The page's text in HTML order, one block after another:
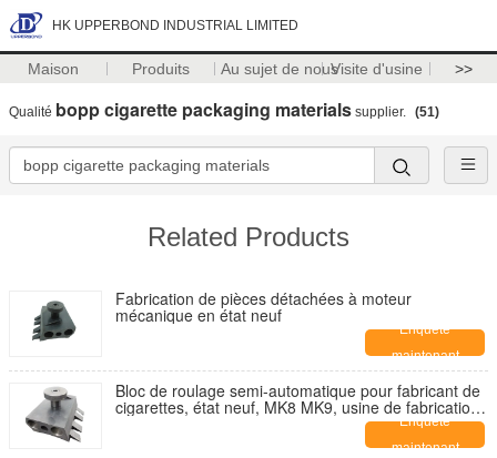
HK UPPERBOND INDUSTRIAL LIMITED
Maison Produits Au sujet de nousVisite d'usine >>
Qualité bopp cigarette packaging materials supplier. (51)
Related Products
Fabrication de pièces détachées à moteur
mécanique en état neuf
Enquête
maintenant
Bloc de roulage semi-automatique pour fabricant de
cigarettes, état neuf, MK8 MK9, usine de fabrication
Enquête
maintenant